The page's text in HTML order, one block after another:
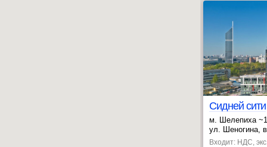
Сидней сити
м. Шелепиха
,
, Хорошёвская
ул. Шеногина,
Входит: НДС,